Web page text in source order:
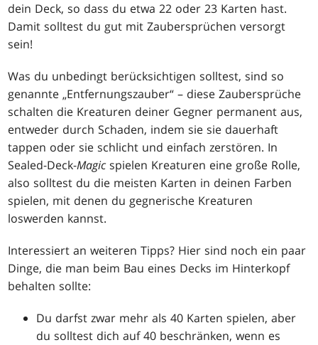
dein Deck, so dass du etwa 22 oder 23 Karten hast.
Damit solltest du gut mit Zaubersprüchen versorgt
sein!
Was du unbedingt berücksichtigen solltest, sind so
genannte „Entfernungszauber“ – diese Zaubersprüche
schalten die Kreaturen deiner Gegner permanent aus,
entweder durch Schaden, indem sie sie dauerhaft
tappen oder sie schlicht und einfach zerstören. In
Sealed-Deck-Magic spielen Kreaturen eine große Rolle,
also solltest du die meisten Karten in deinen Farben
spielen, mit denen du gegnerische Kreaturen
loswerden kannst.
Interessiert an weiteren Tipps? Hier sind noch ein paar
Dinge, die man beim Bau eines Decks im Hinterkopf
behalten sollte:
Du darfst zwar mehr als 40 Karten spielen, aber
du solltest dich auf 40 beschränken, wenn es